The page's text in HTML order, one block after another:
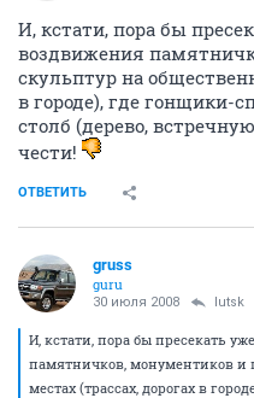
И, кстати, пора бы
воздвижения
скульптур на
в городе), где гонщики-
столб (дерево,
чести!
ОТВЕТИТЬ
gruss
guru
30 июля 2008 lutsk
И, кстати, пора бы пресекать
памятничков, монументиков и
местах (трассах, дорогах в